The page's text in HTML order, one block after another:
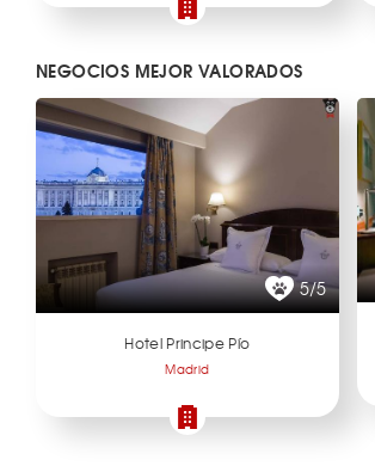
NEGOCIOS MEJOR VALORADOS
5/5
Hotel Principe Pío
Madrid